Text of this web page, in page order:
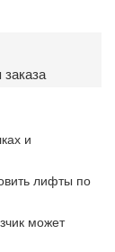
и
лифты по
может